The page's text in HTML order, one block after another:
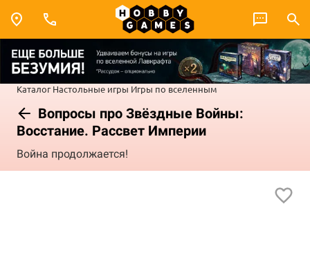
Каталог Настольные игры Игры по вселенным
Вопросы про Звёздные Войны:
Восстание. Рассвет Империи
Война продолжается!